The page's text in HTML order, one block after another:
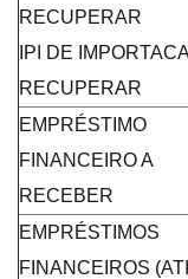
RECUPERAR
IPI DE
RECUPERAR
EMPRÉSTIMO
FINANCEIRO A
RECEBER
EMPRÉSTIMOS
FINANCEIROS